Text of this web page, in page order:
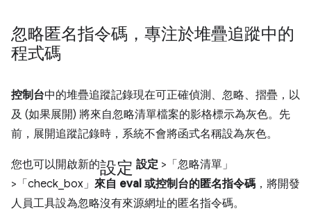
忽略匿名指令碼，專注於堆疊追蹤中的
程式碼
控制台中的堆疊追蹤記錄現在可正確偵測、忽略、摺疊，以
及 (如果展開) 將來自忽略清單檔案的影格標示為灰色。先
前，展開追蹤記錄時，系統不會將函式名稱設為灰色。
您也可以開啟新的設定 設定 >「忽略清單」
>「check_box」 來自 eval 或控制台的匿名指令碼 ，將開發
人員工具設為忽略沒有來源網址的匿名指令碼。